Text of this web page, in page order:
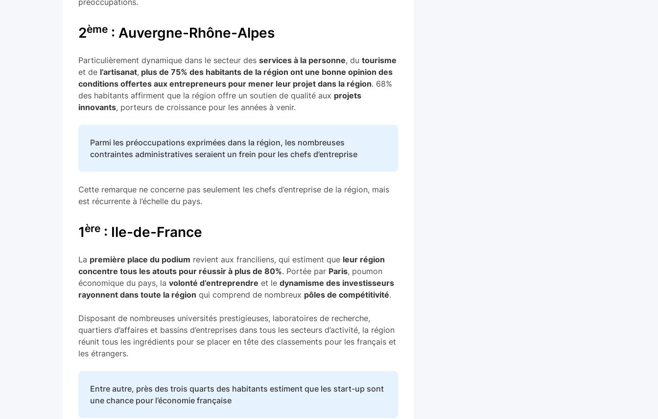
2ème : Auvergne-Rhône-Alpes
Particulièrement dynamique dans le secteur des services à la personne, du tourisme
et de l’artisanat, plus de 75% des habitants de la région ont une bonne opinion des
conditions offertes aux entrepreneurs pour mener leur projet dans la région. 68%
des habitants affirment que la région offre un soutien de qualité aux projets
innovants, porteurs de croissance pour les années à venir.
Parmi les préoccupations exprimées dans la région, les nombreuses
contraintes administratives seraient un frein pour les chefs d’entreprise
Cette remarque ne concerne pas seulement les chefs d’entreprise de la région, mais
est récurrente à l’échelle du pays.
1ère : Ile-de-France
La première place du podium revient aux franciliens, qui estiment que leur région
concentre tous les atouts pour réussir à plus de 80%. Portée par Paris, poumon
économique du pays, la volonté d’entreprendre et le dynamisme des investisseurs
rayonnent dans toute la région qui comprend de nombreux pôles de compétitivité.
Disposant de nombreuses universités prestigieuses, laboratoires de recherche,
quartiers d’affaires et bassins d’entreprises dans tous les secteurs d’activité, la région
réunit tous les ingrédients pour se placer en tête des classements pour les français et
les étrangers.
Entre autre, près des trois quarts des habitants estiment que les start-up sont
une chance pour l’économie française